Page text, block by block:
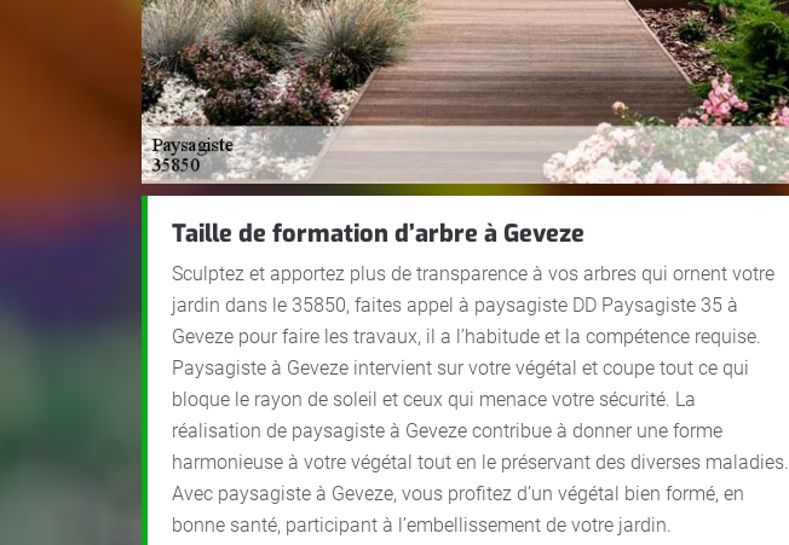
Taille de formation d’arbre à Geveze
Sculptez et apportez plus de transparence à vos arbres qui ornent votre
jardin dans le 35850, faites appel à paysagiste DD Paysagiste 35 à
Geveze pour faire les travaux, il a l’habitude et la compétence requise.
Paysagiste à Geveze intervient sur votre végétal et coupe tout ce qui
bloque le rayon de soleil et ceux qui menace votre sécurité. La
réalisation de paysagiste à Geveze contribue à donner une forme
harmonieuse à votre végétal tout en le préservant des diverses maladies.
Avec paysagiste à Geveze, vous profitez d’un végétal bien formé, en
bonne santé, participant à l’embellissement de votre jardin.